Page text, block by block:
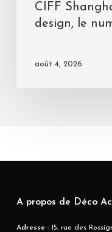
CIFF
design, le
août 4, 2026
A propos de Déco
Adresse : 15, rue des